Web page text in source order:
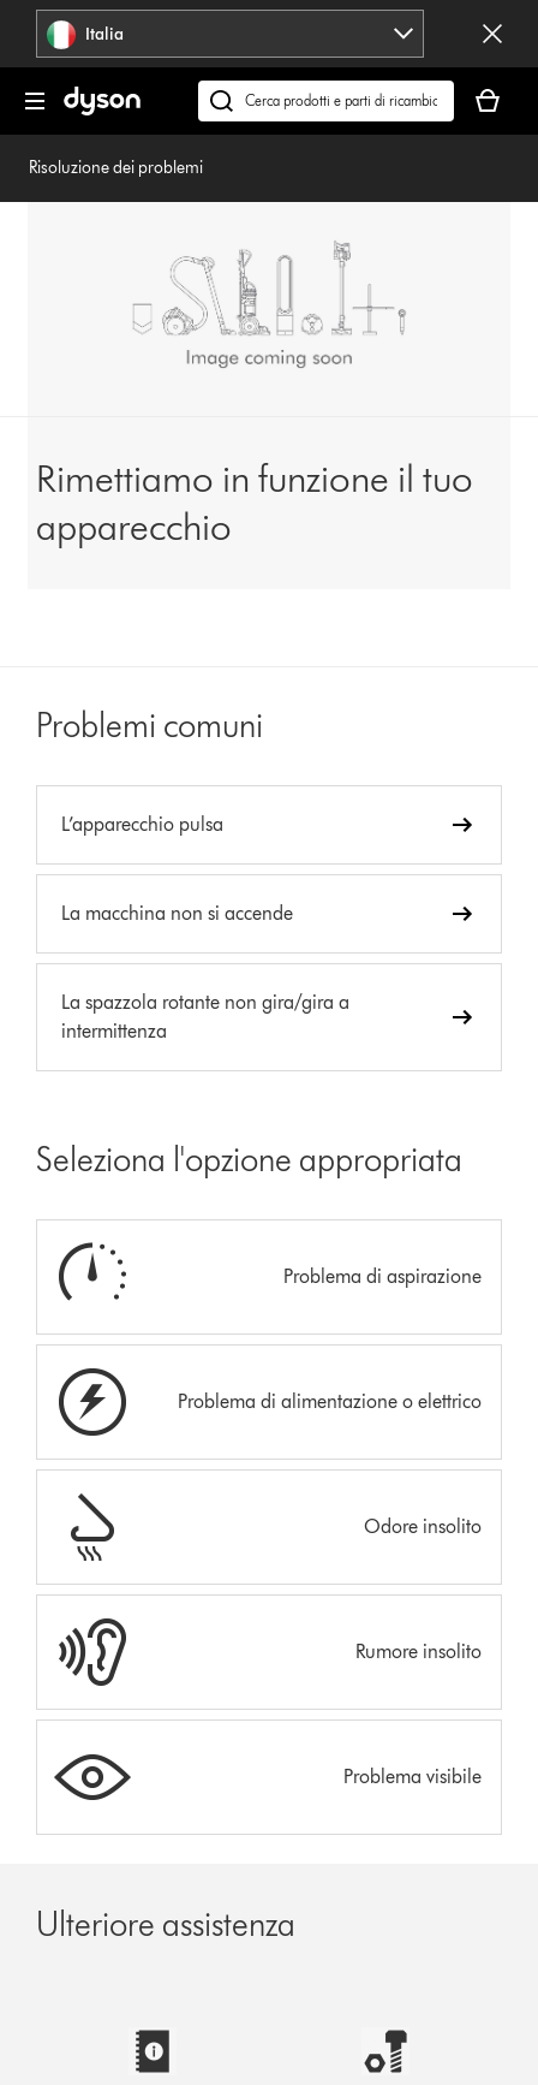
navigazione Italia
Cerca
su
carrello
è
Risoluzione dei problemi
Rimettiamo in funzione il tuo
apparecchio
Problemi comuni
L’apparecchio pulsa
La macchina non si accende
La spazzola rotante non gira/gira a
intermittenza
Seleziona l'opzione appropriata
Problema di aspirazione
Problema di alimentazione o elettrico
Odore insolito
Rumore insolito
Problema visibile
Ulteriore assistenza